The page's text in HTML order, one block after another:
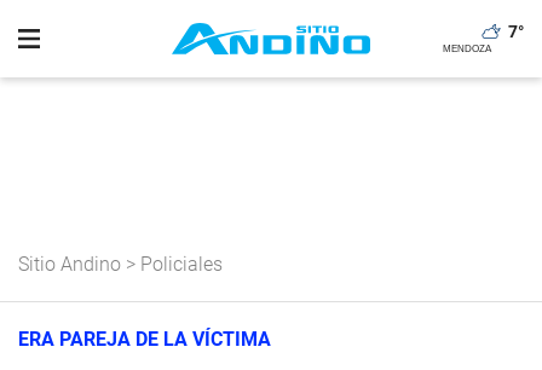
7°
Sitio Andino > Policiales
ERA PAREJA DE LA VÍCTIMA